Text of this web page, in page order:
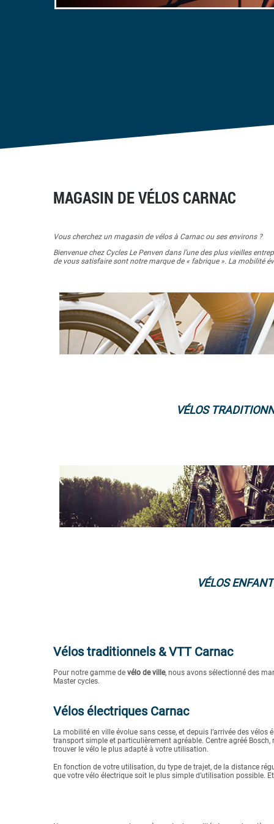
MAGASIN DE VÉLOS CARNAC
Vous cherchez un magasin de vélos à Carnac ou ses environs ?
Bienvenue chez Cycles Le Penven dans l’une des plus vieilles
de vous satisfaire sont notre marque de « fabrique ». La mobilité
VÉLOS
VÉLOS ENFANT
Vélos traditionnels & VTT Carnac
Pour notre gamme de vélo de ville, nous avons sélectionné des
Master cycles.
Vélos électriques Carnac
La mobilité en ville évolue sans cesse, et depuis l’arrivée des
transport simple et particulièrement agréable. Centre agréé
trouver le vélo le plus adapté à votre utilisation.
En fonction de votre utilisation, du type de trajet, de la distance
que votre vélo électrique soit le plus simple d’utilisation possible.